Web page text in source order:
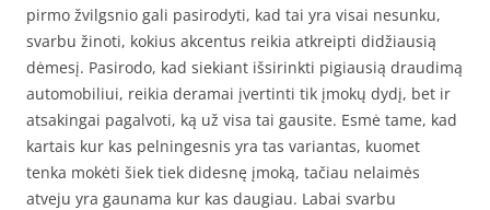
pirmo žvilgsnio gali pasirodyti, kad tai yra visai nesunku,
svarbu žinoti, kokius akcentus reikia atkreipti didžiausią
dėmesį. Pasirodo, kad siekiant išsirinkti pigiausią draudimą
automobiliui, reikia deramai įvertinti tik įmokų dydį, bet ir
atsakingai pagalvoti, ką už visa tai gausite. Esmė tame, kad
kartais kur kas pelningesnis yra tas variantas, kuomet
tenka mokėti šiek tiek didesnę įmoką, tačiau nelaimės
atveju yra gaunama kur kas daugiau. Labai svarbu